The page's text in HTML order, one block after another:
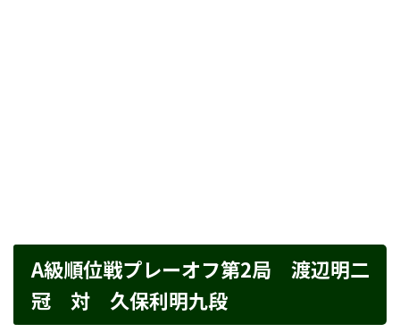
A級順位戦プレーオフ第2局 渡辺明二
冠 対 久保利明九段